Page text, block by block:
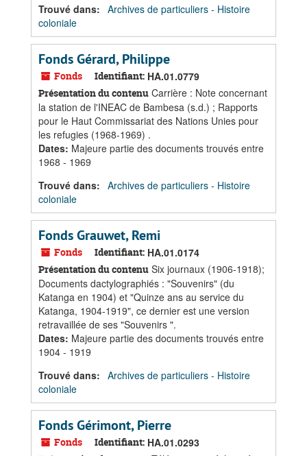
Trouvé dans: Archives de particuliers - Histoire
coloniale
Fonds Gérard, Philippe
Fonds Identifiant: HA.01.0779
Présentation du contenu Carrière : Note concernant
la station de l'INEAC de Bambesa (s.d.) ; Rapports
pour le Haut Commissariat des Nations Unies pour
les refugies (1968-1969) .
Dates: Majeure partie des documents trouvés entre
1968 - 1969
Trouvé dans: Archives de particuliers - Histoire
coloniale
Fonds Grauwet, Remi
Fonds Identifiant: HA.01.0174
Présentation du contenu Six journaux (1906-1918);
Documents dactylographiés : "Souvenirs" (du
Katanga en 1904) et "Quinze ans au service du
Katanga, 1904-1919", ce dernier est une version
retravaillée de ses "Souvenirs ".
Dates: Majeure partie des documents trouvés entre
1904 - 1919
Trouvé dans: Archives de particuliers - Histoire
coloniale
Fonds Gérimont, Pierre
Fonds Identifiant: HA.01.0293